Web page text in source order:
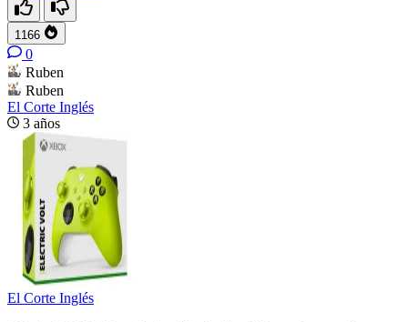
1166
0
Ruben
Ruben
El Corte Inglés
3 años
El Corte Inglés